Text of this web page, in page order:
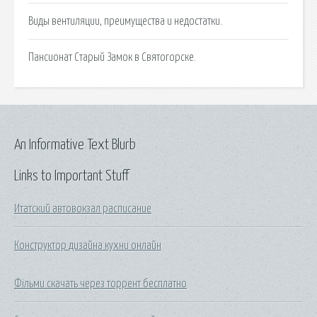
Виды вентиляции, преимущества и недостатки.
Пансионат Старый Замок в Святогорске.
Links to Important Stuff
Итатский автовокзал расписание
Конструктор дизайна кухни онлайн
Фільми скачать через торрент бесплатно
An Informative Text Blurb